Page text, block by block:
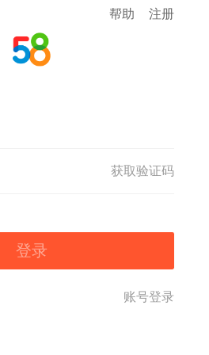
帮助 注册
获取验证码
登录
账号登录